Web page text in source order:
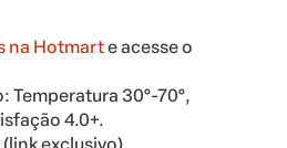
na Hotmarte acesse o
Temperatura 30°-70°,
4.0+.